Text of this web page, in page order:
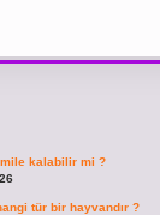
kalabilir mi ?
tür bir hayvandır ?
giriş sitesi